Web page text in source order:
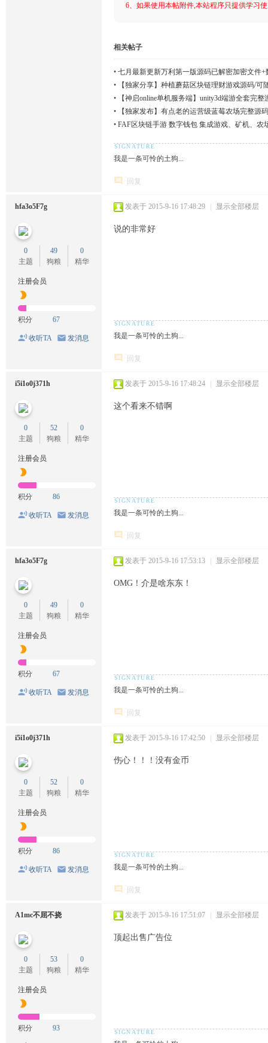
6、如果使用本帖附件,本站程序只提供学习
相关帖子
• 七月最新更新万利第一版源码已解密加密文件
•
【独家分享】种植蘑菇区块链理财游戏源码/可
•
【神启online单机服务端】unity3d端游全套完
•
【独家发布】有点老的运营级蓝莓农场完整源
• FAF区块链手游 数字钱包 集成游戏、矿机、农
我是一条可怜的土狗...
回复
hfa3o5F7g
0
主题
49
狗粮
0
精华
注册会员
积分 67
收听TA 发消息
发表于 2015-9-16 17:48:29 | 显示全部楼层
说的非常好
我是一条可怜的土狗...
回复
i5i1o0j371h
0
主题
52
狗粮
0
精华
注册会员
积分 86
收听TA 发消息
发表于 2015-9-16 17:48:24 | 显示全部楼层
这个看来不错啊
我是一条可怜的土狗...
回复
hfa3o5F7g
0
主题
49
狗粮
0
精华
注册会员
积分 67
收听TA 发消息
发表于 2015-9-16 17:53:13 | 显示全部楼层
OMG！介是啥东东！
我是一条可怜的土狗...
回复
i5i1o0j371h
0
主题
52
狗粮
0
精华
注册会员
积分 86
收听TA 发消息
发表于 2015-9-16 17:42:50 | 显示全部楼层
伤心！！！没有金币
我是一条可怜的土狗...
回复
A1mc不屈不挠
0
主题
53
狗粮
0
精华
注册会员
积分 93
发表于 2015-9-16 17:51:07 | 显示全部楼层
顶起出售广告位